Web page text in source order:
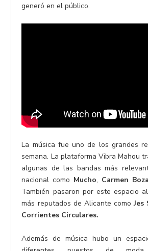
generó en el público.
La música fue uno de los grandes
semana. La plataforma Vibra Mahou
algunas de las bandas más
nacional como Mucho, Carmen Boza
También pasaron por este espacio
más reputados de Alicante comoJes
Corrientes Circulares.
Además de música hubo un